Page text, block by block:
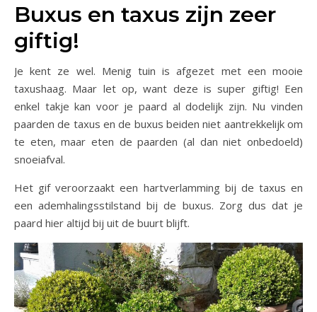
Buxus en taxus zijn zeer
giftig!
Je kent ze wel. Menig tuin is afgezet met een mooie
taxushaag. Maar let op, want deze is super giftig! Een
enkel takje kan voor je paard al dodelijk zijn. Nu vinden
paarden de taxus en de buxus beiden niet aantrekkelijk om
te eten, maar eten de paarden (al dan niet onbedoeld)
snoeiafval.
Het gif veroorzaakt een hartverlamming bij de taxus en
een ademhalingsstilstand bij de buxus. Zorg dus dat je
paard hier altijd bij uit de buurt blijft.